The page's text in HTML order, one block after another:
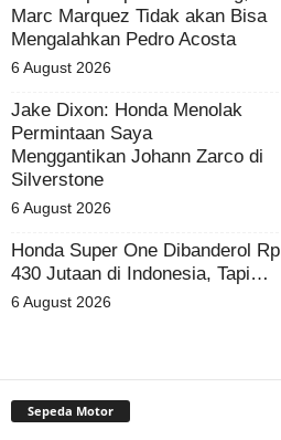
Marc Marquez Tidak akan Bisa
Mengalahkan Pedro Acosta
6 August 2026
Jake Dixon: Honda Menolak
Permintaan Saya
Menggantikan Johann Zarco di
Silverstone
6 August 2026
Honda Super One Dibanderol Rp
430 Jutaan di Indonesia, Tapi…
6 August 2026
Sepeda Motor